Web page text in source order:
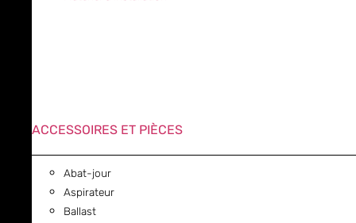
ACCESSOIRES ET PIÈCES
Abat-jour
Aspirateur
Ballast